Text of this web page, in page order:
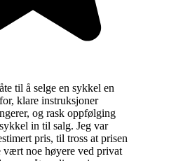
til å selge en sykkel en
klare instruksjoner
og rask oppfølging
in til salg. Jeg var
pris, til tross at prisen
vært noe høyere ved privat